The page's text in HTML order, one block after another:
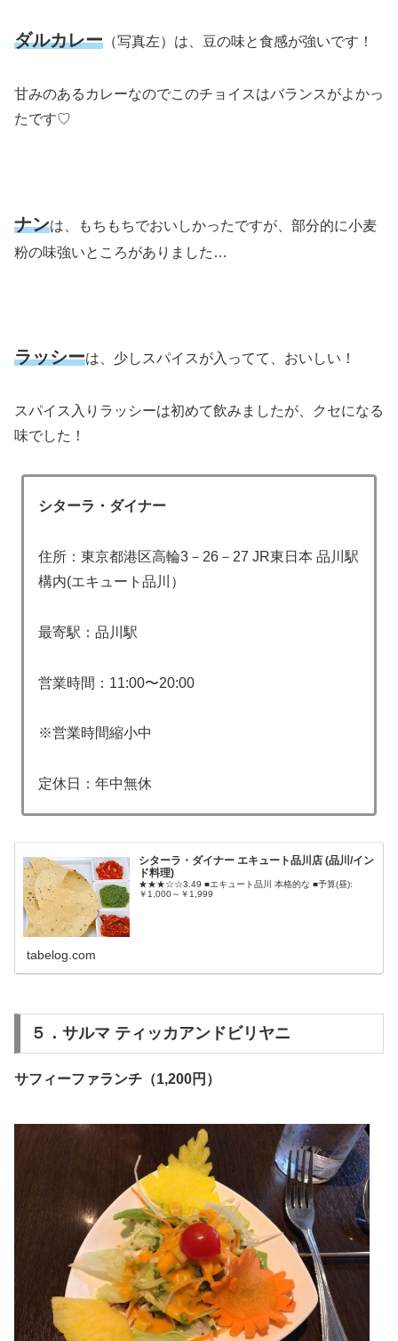
ダルカレー （写真左）は、豆の味と食感が強いです！
甘みのあるカレーなのでこのチョイスはバランスがよかっ
たです♡
ナンは、もちもちでおいしかったですが、部分的に小麦
粉の味強いところがありました…
ラッシーは、少しスパイスが入ってて、おいしい！
スパイス入りラッシーは初めて飲みましたが、クセになる
味でした！
シターラ・ダイナー
住所：東京都港区高輪3－26－27 JR東日本 品川駅
構内(エキュート品川）
最寄駅：品川駅
営業時間：11:00〜20:00
※営業時間縮小中
定休日：年中無休
シターラ・ダイナー エキュート品川店 (品川/イン
ド料理)
★★★☆☆3.49 ■エキュート品川 本格的な ■予算(昼):
￥1,000～￥1,999
tabelog.com
５．サルマ ティッカアンドビリヤニ
サフィーファランチ（1,200円）